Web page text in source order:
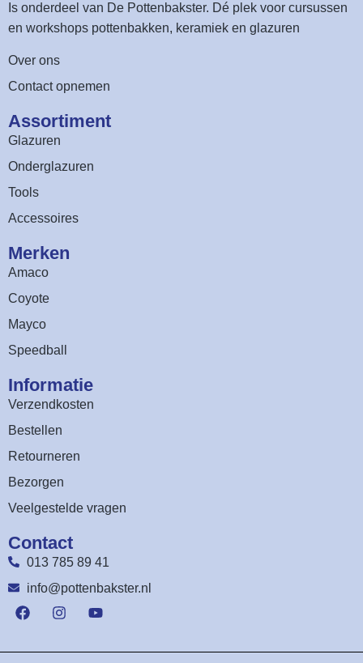
Is onderdeel van De Pottenbakster. Dé plek voor cursussen
en workshops pottenbakken, keramiek en glazuren
Over ons
Contact opnemen
Assortiment​
Glazuren
Onderglazuren
Tools
Accessoires
Merken
Amaco
Coyote
Mayco
Speedball
Informatie
Verzendkosten
Bestellen
Retourneren
Bezorgen
Veelgestelde vragen
Contact
013 785 89 41
info@pottenbakster.nl